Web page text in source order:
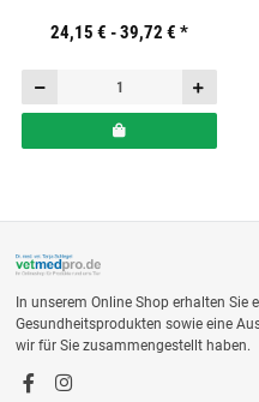
24,15 € -39,72 € *
In unserem Online Shop erhalten Sie
Gesundheitsprodukten sowie eine
wir für Sie zusammengestellt haben.